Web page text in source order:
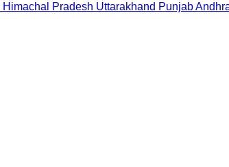
Himachal Pradesh Uttarakhand Punjab